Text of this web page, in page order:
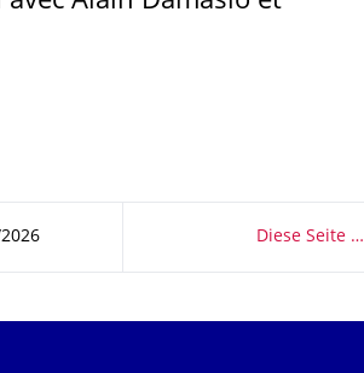
Diese Seite …